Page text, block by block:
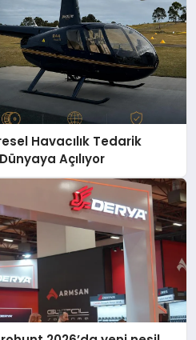
Havacılık Tedarik
Açılıyor